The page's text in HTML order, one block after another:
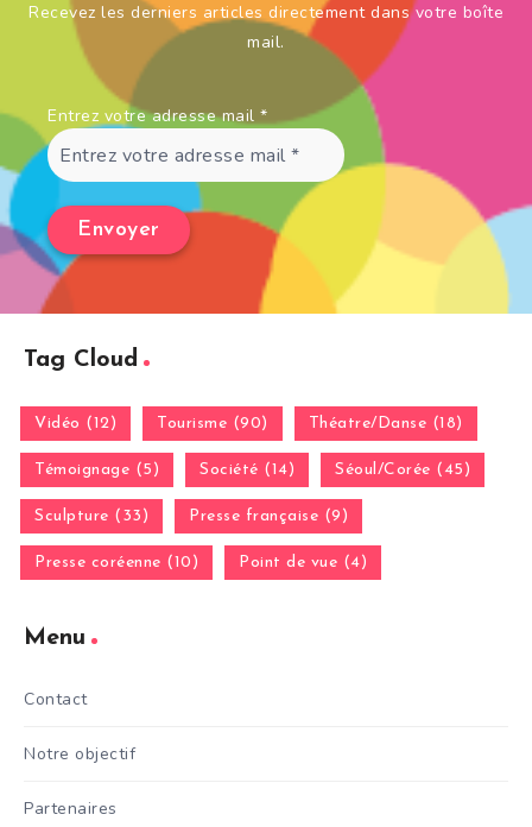
Recevez les derniers articles directement dans votre boîte
mail.
Entrez votre adresse mail *
Tag Cloud
Vidéo (12) Tourisme (90) Théatre/Danse (18)
Témoignage (5) Société (14) Séoul/Corée (45)
Sculpture (33) Presse française (9)
Presse coréenne (10) Point de vue (4)
Menu
Contact
Notre objectif
Partenaires